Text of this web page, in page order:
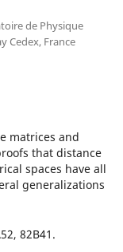
de Physique
Cedex, France
matrices and
that distance
spaces have all
generalizations
82B41.